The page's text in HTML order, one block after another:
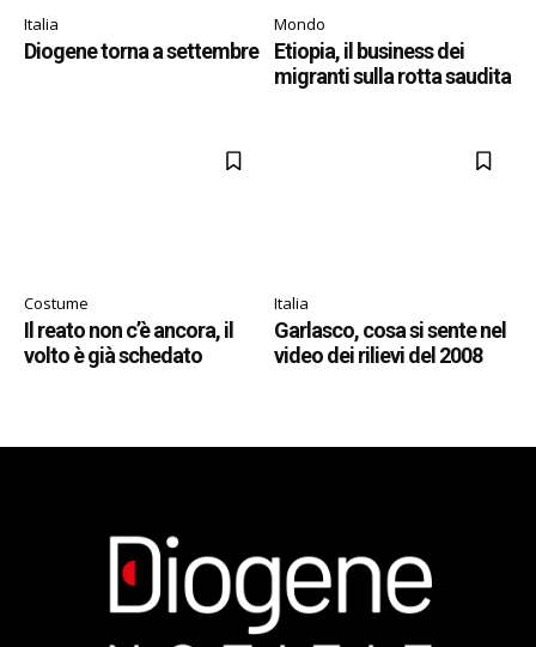
Italia
Diogene torna a settembre
Mondo
Etiopia, il business dei
migranti sulla rotta saudita
Costume
Il reato non c’è ancora, il
volto è già schedato
Italia
Garlasco, cosa si sente nel
video dei rilievi del 2008